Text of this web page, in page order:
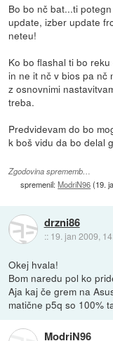
Bo bo nč bat...ti
update, izber update
neteu!
Ko bo flashal ti bo
in ne it nč v bios pa nč
z osnovnimi
treba.
Predvidevam do bo
k boš vidu da bo delal
Zgodovina sprememb…
spremenil:ModriN96(19.
drzni86
:: 19. jan 2009,
Okej hvala!
Bom naredu pol ko
Aja kaj če grem na
matične p5q so 100%
ModriN96